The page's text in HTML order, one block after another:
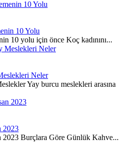
10 Yolu
10 yolu için önce Koç kadınını...
Neler
Yay burcu meslekleri arasına
2023
2023 Burçlara Göre Günlük Kahve...